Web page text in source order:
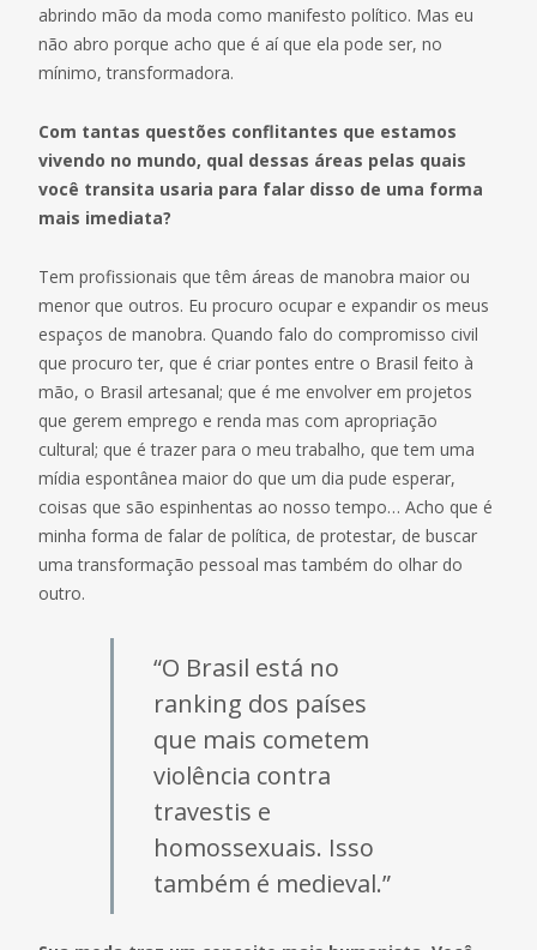
abrindo mão da moda como manifesto político. Mas eu
não abro porque acho que é aí que ela pode ser, no
mínimo, transformadora.
Com tantas questões conflitantes que estamos
vivendo no mundo, qual dessas áreas pelas quais
você transita usaria para falar disso de uma forma
mais imediata?
Tem profissionais que têm áreas de manobra maior ou
menor que outros. Eu procuro ocupar e expandir os meus
espaços de manobra. Quando falo do compromisso civil
que procuro ter, que é criar pontes entre o Brasil feito à
mão, o Brasil artesanal; que é me envolver em projetos
que gerem emprego e renda mas com apropriação
cultural; que é trazer para o meu trabalho, que tem uma
mídia espontânea maior do que um dia pude esperar,
coisas que são espinhentas ao nosso tempo… Acho que é
minha forma de falar de política, de protestar, de buscar
uma transformação pessoal mas também do olhar do
outro.
“O Brasil está no
ranking dos países
que mais cometem
violência contra
travestis e
homossexuais. Isso
também é medieval.”